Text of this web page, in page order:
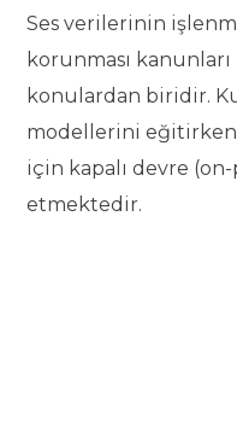
Ses verilerinin
korunması kanunları
konulardan biridir.
modellerini eğitirken
için kapalı devre
etmektedir.